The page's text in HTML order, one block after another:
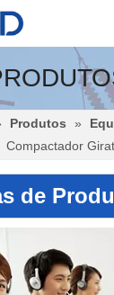
Produtos »
Compactador
de